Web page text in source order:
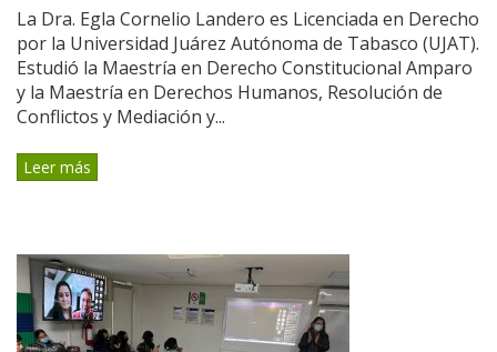
La Dra. Egla Cornelio Landero es Licenciada en Derecho
por la Universidad Juárez Autónoma de Tabasco (UJAT).
Estudió la Maestría en Derecho Constitucional Amparo
y la Maestría en Derechos Humanos, Resolución de
Conflictos y Mediación y...
Leer más